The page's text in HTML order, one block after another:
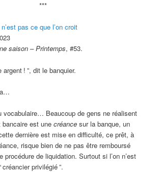
***
pas ce que l’on croit
saison – Printemps, #53.
argent ! ”, dit le banquier.
vocabulaire… Beaucoup de gens ne réalisent
bancaire est unecréance sur la banque, un
dernière est mise en difficulté, ce prêt, à
risque bien de ne pas être remboursé
procédure de liquidation. Surtout si l’on n’est
créancier privilégié”.